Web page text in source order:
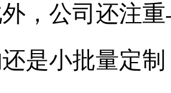
，公司还注
是小批量定